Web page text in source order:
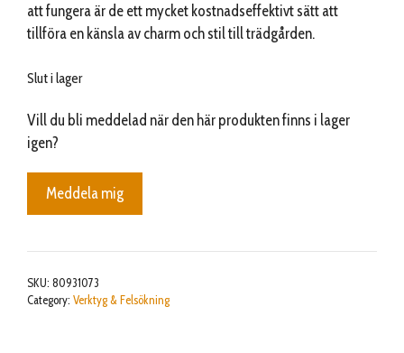
att fungera är de ett mycket kostnadseffektivt sätt att
tillföra en känsla av charm och stil till trädgården.
Slut i lager
Vill du bli meddelad när den här produkten finns i lager
igen?
Meddela mig
SKU: 80931073
Category: Verktyg & Felsökning